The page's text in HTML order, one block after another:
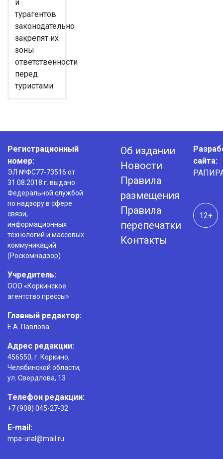
и
турагентов
законодательно
закрепят их
зоны
ответственности
перед
туристами
Регистрационный
номер:
ЭЛ №ФС77-73516 от
31.08.2018 г. выдано
Федеральной службой
по надзору в сфере
связи,
информационных
технологий и массовых
коммуникаций
(Роскомнадзор)
Учредитель:
ООО «Коркинское
агентство прессы»
Главный редактор:
Е.А. Павлова
Адрес редакции:
456550, г. Коркино,
Челябинской области,
ул. Свердлова, 13
Телефон редакции:
+7 (908) 045-27-32
E-mail:
mpa-ural@mail.ru
Об издании
Новости
Правила
размещения
Правила
перепечатки
Контакты
сайта:
12+